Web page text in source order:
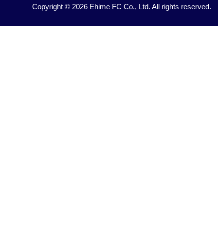
Copyright © 2026 Ehime FC Co., Ltd. All rights reserved.